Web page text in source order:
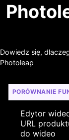
Dowiedz się,
Photoleap
PORÓWNANIE
Edytor
URL
do wideo